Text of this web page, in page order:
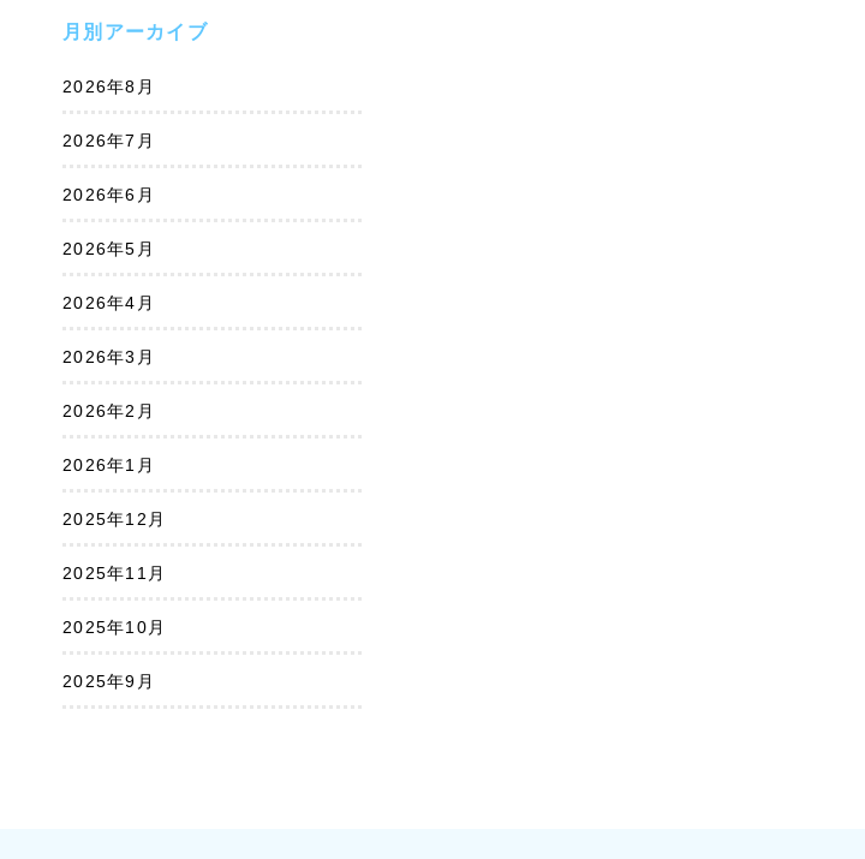
月別アーカイブ
2026年8月
2026年7月
2026年6月
2026年5月
2026年4月
2026年3月
2026年2月
2026年1月
2025年12月
2025年11月
2025年10月
2025年9月